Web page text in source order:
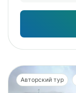
Авторский тур